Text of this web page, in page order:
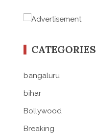
CATEGORIES
bangaluru
bihar
Bollywood
Breaking